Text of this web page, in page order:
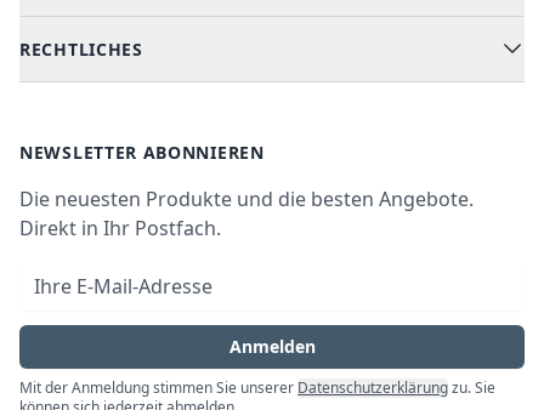
Kühlen & Gefrieren
Über uns
RECHTLICHES
Datenschutz
Widerrufsrecht
Impressum
NEWSLETTER ABONNIEREN
Die neuesten Produkte und die besten Angebote.
Direkt in Ihr Postfach.
E-Mail-Adresse
Anmelden
Mit der Anmeldung stimmen Sie unserer Datenschutzerklärungzu. Sie